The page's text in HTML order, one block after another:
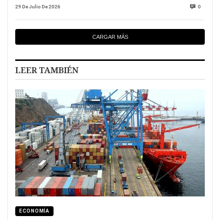
29 De Julio De 2026 0
CARGAR MÁS
LEER TAMBIÉN
ECONOMÍA